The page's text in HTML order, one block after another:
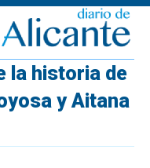
la historia de
y Aitana